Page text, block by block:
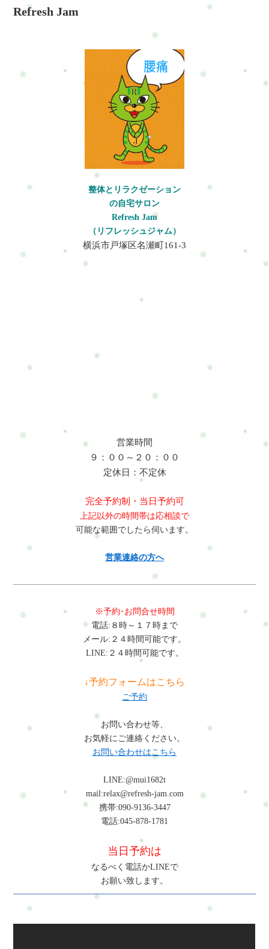
変化を積み重ねていくことが大切だと考えています。何かを変
「今だけ」ではなく、今より1年後。 今より5年後。もっと快適
に過ごせるカラダとココロを目指して、一人ひとりに合わせた
サポートを行っています。上記の内容に当てはまる方には、
「体質改善・習慣化系」のコースがおすすめです。その場だけ
り」を一緒に整えていきます。「まずは今のつらさをラクにし
たい」という方には「整体・疲労ケア系」がおすすめです。整
体・疲労ケア系肩こり・腰痛・全身疲労など、日々の疲れや不
調をやさしく整えるコースです。「まずは今のつらさをラクに
したい」という方におすすめです。ボディケア（整体）･･･肩こ
り・腰痛・骨盤・脚など体の様々な症状を解決☆デスクワー
ク・立ち仕事･･･デスクワーク・立ち仕事で辛くなった体に◎
楽々おまかせ･･･あなたの為のあなただけのメニューを提供しま
す☆産後リセットボディケア･･･産後・育児中のママさんのケア
はお任せ♪学生割引･･･学生でも安心価格・施術でリフレッシ
ュ！体質改善・習慣化系「パーソナルジムに行くほどではない
けれど、整体だけでも少し物足りない。でも、このままの疲れ
ストレッチや体の状態に合わせた軽い運動、呼吸やリラックス
を続けやすいカラダとココロへ整えていきます。カラダとココ
ロの整え方･･･継続的に整うカラダとココロを☆自律神経・内臓
と体のバランスを整えるコースです。呼吸やリラックスを大切
ります。・ベーシック 整体＋呼吸＋リラックス・スタンダード
整体＋軽い運動＋呼吸＋ヘッド・リセット 整体＋軽い運動＋呼
吸＋瞑想・マインドフルネス腸活デトックス整体･･･ストレスに
よる胃痛・お腹の不調☆ダイエットにも♪パーツ・オプションヘ
ッド・リフレ・呼吸など、気になる部分を追加できるメニュー
です。その日の状態やお悩みに合わせて組み合わせできます。
リフレクソロジー･･･足・ふくらはぎの疲れやむくみもスッキリ
☆ヘッドスパ･･･専用ジェルで頭もすっきり☆眼精疲労にも♪骨
盤矯正･･･骨盤調整でカラダバランスを整える♪産後のケアにも
ュ♪オプション初めての方はまずこちらへRefresh Jamーロードマ
ちら・ホットペッパービューティー…予約可・LINE公式…予
約・トークでやり取り・お得情報・楽天ビューティー…予約
可・minimo…予約可・誰でも使えるWEB予約…予約可※掲載サ
イトによってコース・料金が違います。無理なく、安心して選
んでくださいね。#ui-datepicker-div{z-index:10000 !important;}.ui-
datepicker-calendar th,.ui-datepicker-calendar td{min-width:unset
!important;}select.ui-datepicker-year,select.ui-datepicker-
month{height:2em !important;gap:5px;}span.del +
span.del{display:none !important;}お問合せ・ご予約フォーム内容
の確認以下の内容で送信します。よろしいですか？氏名必須メ
ールアドレス必須お問い合わせ内容必須お問い合わせ内容によ
っては回答できない場合もございますのであらかじめご了承く
す。結論料理研究家は、調理中の前かがみ姿勢や長時間の立ち
が起こりやすい職業です。試作や撮影対応などで同じ姿勢が続
くことも大きな要因です。原因・調理中に前かがみ姿勢が続く
・試作や盛り付けで細かい作業が多い ・長時間の立ちっぱなし
・締切や撮影で緊張状態が続く対策・作業中に姿勢を意識して
胸を開く ・こまめに肩や股関節を動かす ・深呼吸を取り入れ自
律神経を整える ・全身バランスを整えるケアを行う料理研究家
の不調は、前傾姿勢・立ちっぱなし・反復作業といった負担が
重なることで起こりやすくなります。料理研究家とは料理研究
家はレシピ開発や調理、試作、撮影、発信などを行う仕事で
す。見た目の美しさや再現性を追求するため、細かな作業や長
時間の調理が続きやすく、体への負担が蓄積しやすい特徴があ
ります。特に集中する時間が長くなるほど姿勢が崩れやすくな
ります。料理研究家に多い体の不調・肩こり ・首こり ・腰痛
・背中の張り ・手首の疲労 ・足のむくみ ・慢性的な疲労感長
時間の調理で首肩腰の負担が起きる理由調理中はシンクやコン
ロに向かって前かがみになることが多く、この姿勢が続くこと
で僧帽筋や肩甲挙筋、小胸筋が緊張します。肩が内側に入りや
位により骨盤が前傾・後傾を繰り返し安定しにくくなり、腰部
律神経の乱れレシピ開発や締切に追われる状況では、常に考え
続ける状態となり交感神経が優位になります。呼吸が浅くな
ります。寝ても疲れが抜けにくいと感じる方はこの影響が考え
ります。その結果、足のむくみやだるさが生じ、姿勢バランス
と呼吸が浅くなり、体が常に緊張状態になります。これにより
がります。日常生活にも影響が出やすくなります。放置すると
どうなる肩こりや腰痛を放置すると、頭痛や睡眠の質低下、慢
性的な疲労へと発展することがあります。違和感が当たり前に
なる前に対処することが重要です。改善方法・調理中に目線を
上げて姿勢を整える ・肩甲骨を動かすストレッチを取り入れる
・股関節を伸ばして腰の負担を減らす ・湯船や深呼吸でリラッ
盤、股関節まで全体のバランスを整えます。硬くなった僧帽筋
や肩甲挙筋、小胸筋をゆるめ、呼吸しやすい状態へ導きます。
さらに骨盤や下半身の調整により立ち作業の負担軽減を目指し
ます。当サロンでは料理研究家の生活や体の使い方を考慮した
くなる、仕事中の負担が軽減されるといった変化が期待できま
す。横浜、戸塚、戸塚区で同様のお悩みの方にも対応していま
す。横浜市戸塚区で体の不調にお悩みの方は、整体・自宅サロ
ンRefresh Jamへお気軽にご相談ください。肩こりや腰痛など日
常生活で起こりやすい不調のケアを通して、今の生活や仕事を
続けられるカラダとココロづくりをサポートしています。よく
い方を見直し、整体で全身バランスを整えることで改善が期待
できます。Q:忙しくてもできるケアはありますかA：深呼吸や肩
回しなど短時間でも行うことで負担の蓄積を防ぐことができま
す。Q:首こりがひどい場合はどうすればいいですかA：首だけで
なく肩や胸、背中を含めて整えることが重要です。早めのケア
をおすすめします。まとめ料理研究家は前傾姿勢や立ち作業、
集中状態の継続によって体に負担がかかりやすい職業です。早
めのケアと体の使い方の見直しで、仕事を続けやすい体づくり
が可能です。初めての方はまずこちらへRefresh Jamーロードマ
ップ◆ 安心できる施術を、1度体験してみるお申し込み方法はこ
Refresh Jam
整体とリラクゼーション
の自宅サロン
Refresh Jam
（リフレッシュジャム）
横浜市戸塚区名瀬町161-3
営業時間
９：００～２０：００
定休日：不定休
完全予約制・当日予約可
上記以外の時間帯は応相談で
可能な範囲でしたら伺います。
営業連絡の方へ
※予約･お問合せ時間
電話:８時～１７時まで
メール:２４時間可能です。
LINE:２４時間可能です。
↓予約フォームはこちら
ご予約
お問い合わせ等、
お気軽にご連絡ください。
お問い合わせはこちら
LINE:@mui1682t
mail:relax@refresh-jam.com
携帯:090-9136-3447
電話:045-878-1781
当日予約は
なるべく電話かLINEで
お願い致します。